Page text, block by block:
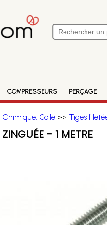
COMPRESSEURS PERÇAGE
Colle>> Tiges
- 1 METRE